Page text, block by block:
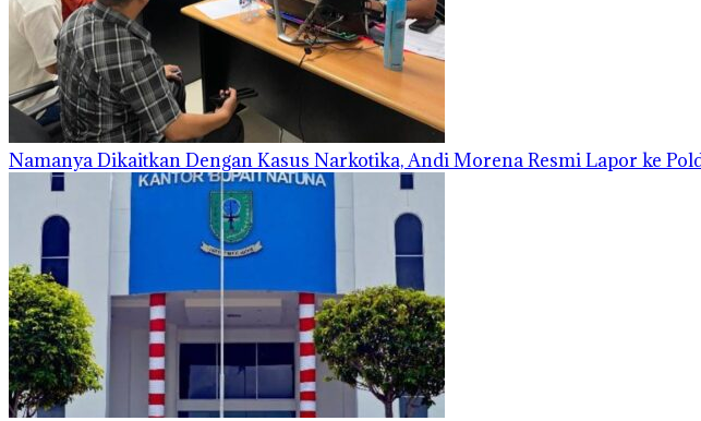
Namanya Dikaitkan Dengan Kasus Narkotika, Andi Morena Resmi Lapor ke